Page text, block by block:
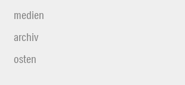
medien
archiv
osten